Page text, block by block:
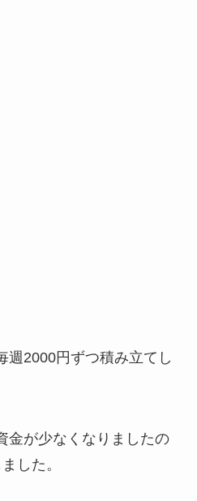
週2000円ずつ積み立てし
金が少なくなりましたの
した。